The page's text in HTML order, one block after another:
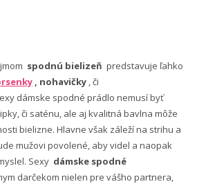
spodnú bielizeň predstavuje ľahko
, nohavičky , či
dámske spodné prádlo nemusí byť
či saténu, ale aj kvalitná bavlna môže
bielizne. Hlavne však záleží na strihu a
mužovi povolené, aby videl a naopak
Sexy dámske spodné
darčekom nielen pre vášho partnera,